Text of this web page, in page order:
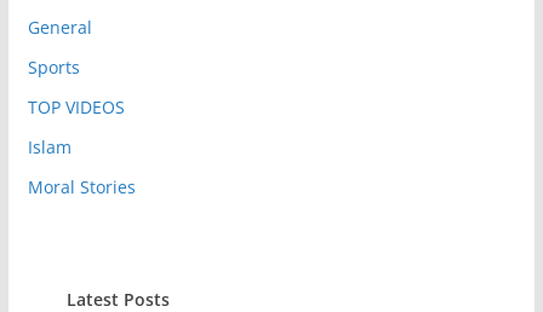
General
Sports
TOP VIDEOS
Islam
Moral Stories
Latest Posts